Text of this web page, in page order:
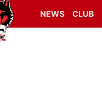
NEWS CLUB